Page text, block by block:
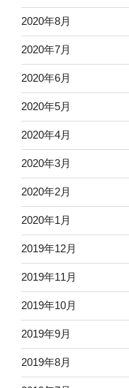
2020年8月
2020年7月
2020年6月
2020年5月
2020年4月
2020年3月
2020年2月
2020年1月
2019年12月
2019年11月
2019年10月
2019年9月
2019年8月